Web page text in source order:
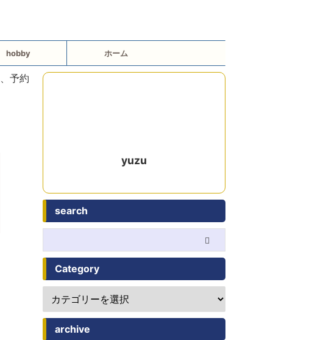
hobby ホーム
yuzu
search
Category
archive